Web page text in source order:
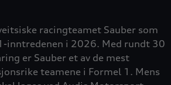
racingteamet Sauber som
inntredenen i 2026. Med rundt 30
er Sauber et av de mest
teamene i Formel 1. Mens